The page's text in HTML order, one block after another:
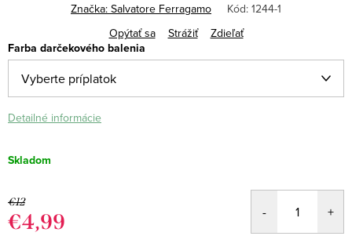
Farba darčekového balenia
Detailné informácie
Skladom
€12
€4,99
Značka: Salvatore Ferragamo Kód: 1244-1
Opýtať sa
Strážiť Zdieľať